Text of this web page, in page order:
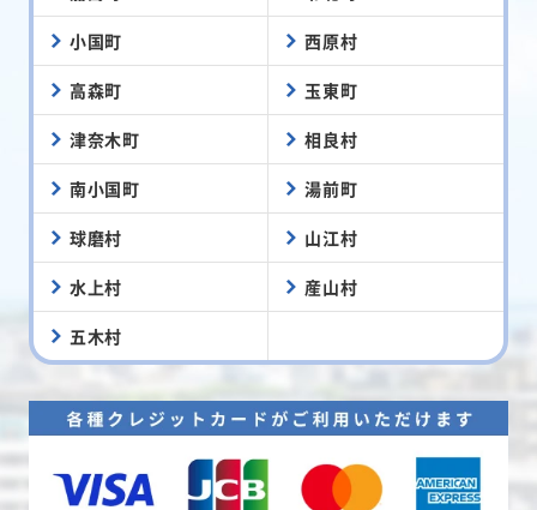
小国町 西原村
高森町 玉東町
津奈木町 相良村
南小国町 湯前町
球磨村 山江村
水上村 産山村
五木村